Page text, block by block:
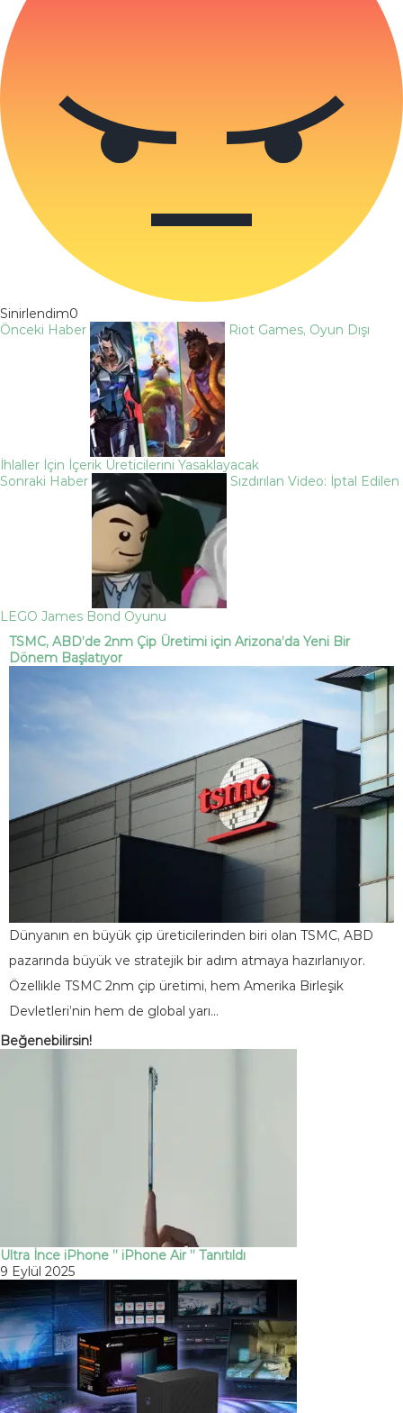
Sinirlendim0
Önceki Haber
Riot Games, Oyun Dışı
İhlaller İçin İçerik Üreticilerini Yasaklayacak
Sonraki Haber
Sızdırılan Video: İptal Edilen
LEGO James Bond Oyunu
TSMC, ABD’de 2nm Çip Üretimi için Arizona’da Yeni Bir
Dönem Başlatıyor
Dünyanın en büyük çip üreticilerinden biri olan TSMC, ABD
pazarında büyük ve stratejik bir adım atmaya hazırlanıyor.
Özellikle TSMC 2nm çip üretimi, hem Amerika Birleşik
Devletleri’nin hem de global yarı…
Beğenebilirsin!
Ultra İnce iPhone ” iPhone Air ” Tanıtıldı
9 Eylül 2025